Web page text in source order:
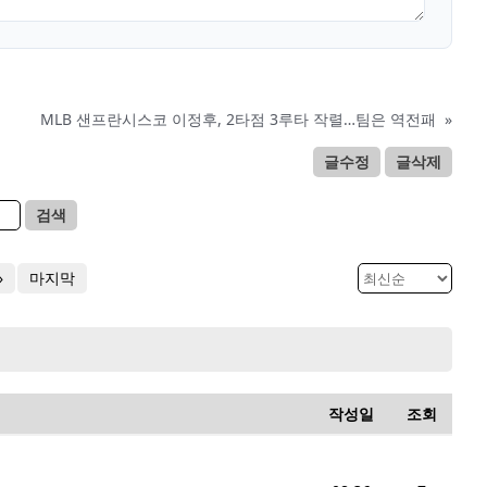
MLB 샌프란시스코 이정후, 2타점 3루타 작렬…팀은 역전패 »
글수정 글삭제
검색
마지막
작성일 조회